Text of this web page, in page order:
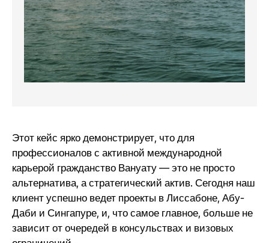
Этот кейс ярко демонстрирует, что для
профессионалов с активной международной
карьерой гражданство Вануату — это не просто
альтернатива, а стратегический актив. Сегодня наш
клиент успешно ведет проекты в Лиссабоне, Абу-
Даби и Сингапуре, и, что самое главное, больше не
зависит от очередей в консульствах и визовых